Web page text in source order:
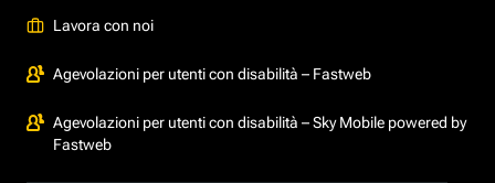
Lavora con noi
Agevolazioni per utenti con disabilità – Fastweb
Agevolazioni per utenti con disabilità – Sky Mobile powered by
Fastweb